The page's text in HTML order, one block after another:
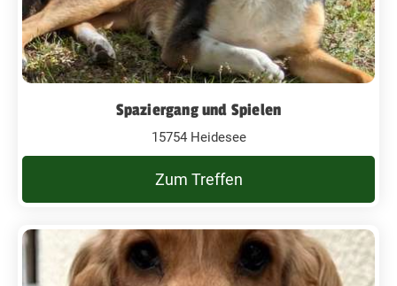
Spaziergang und Spielen
15754 Heidesee
Zum Treffen